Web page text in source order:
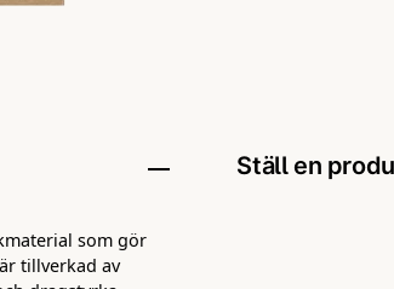
som gör
tillverkad av
Ställ en